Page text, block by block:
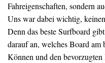
Fahreigenschaften, sondern
Uns war dabei wichtig,
Denn das beste Surfboard
darauf an, welches Board am
Können und den bevorzugten